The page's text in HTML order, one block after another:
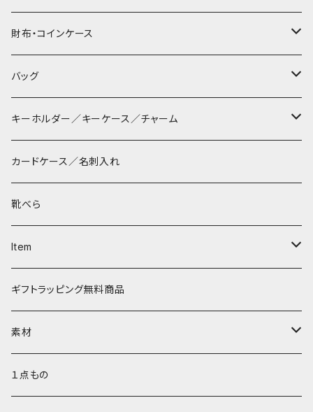
財布・コインケース
コンパクト財布
長財布
マペン
薄財布
タシュイー
コインケース
ディバ
ワンタッチ コインケース
ダイアパース
タシュイー
ダブルフラップ
コインキャッチ
バッグ
サコッシュ
巾着バッグ
ショルダーバッグ
トートバッグ
チェーンバッグ
キーホルダー／キーケース／チャーム
パッチン キーリング
ダルマキーリング
３つ折りキーケース
リールキーケース
キーリング
キーキャップ
カードケース／名刺入れ
靴べら
Item
リップケース
ティッシュポーチ
AirPods ケース
ギフトラッピング無料商品
素材
サドルプルアップレザー
１点もの